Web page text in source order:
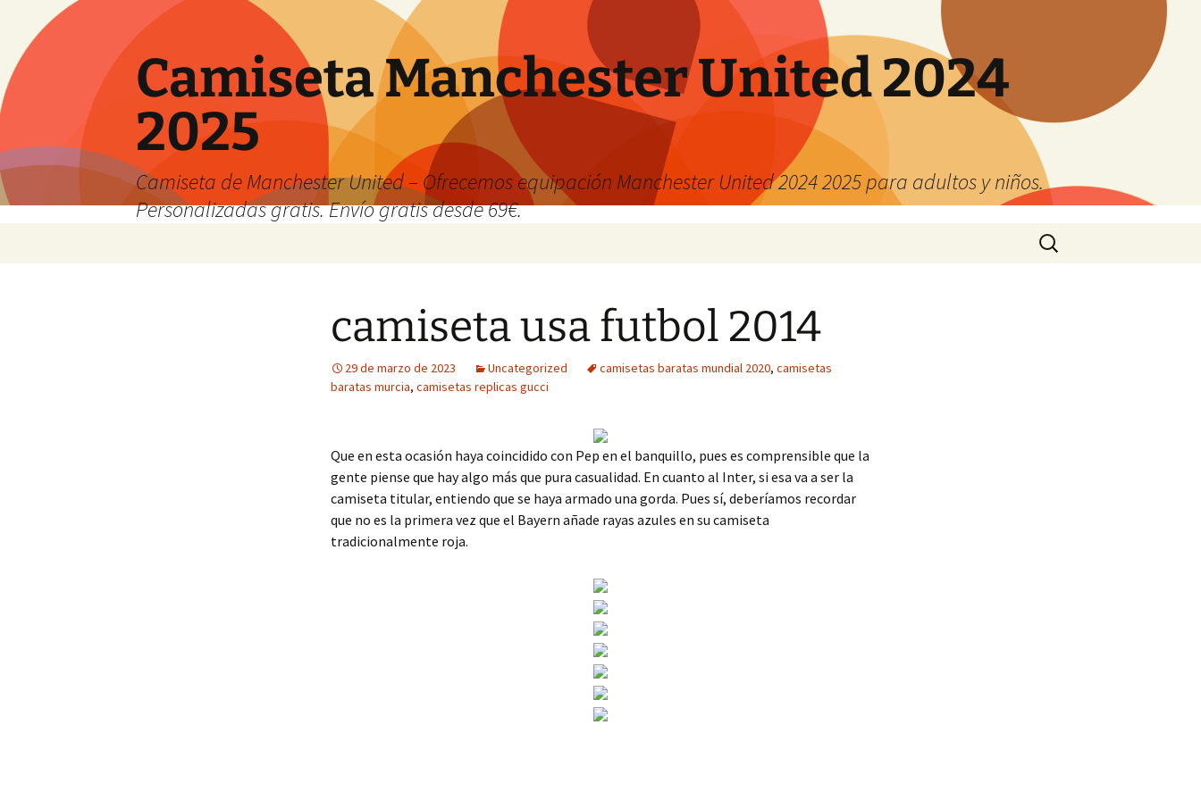
Camiseta Manchester United 2024
2025
Camiseta de Manchester United – Ofrecemos equipación Manchester United 2024 2025 para adultos y niños.
Personalizadas gratis. Envío gratis desde 69€.
Buscar:
camiseta usa futbol 2014
29 de marzo de 2023 Uncategorized camisetas baratas mundial 2020, camisetas
baratas murcia, camisetas replicas gucci
Que en esta ocasión haya coincidido con Pep en el banquillo, pues es comprensible que la
gente piense que hay algo más que pura casualidad. En cuanto al Inter, si esa va a ser la
camiseta titular, entiendo que se haya armado una gorda. Pues sí, deberíamos recordar
que no es la primera vez que el Bayern añade rayas azules en su camiseta
tradicionalmente roja.